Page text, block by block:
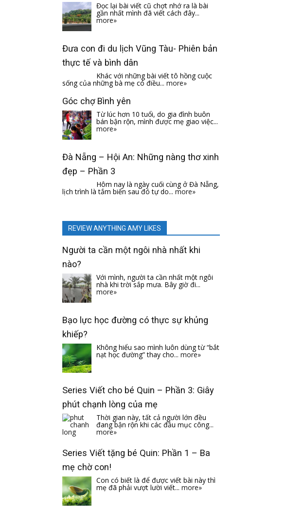
Đọc lại bài viết cũ chợt nhớ ra là bài
gần nhất mình đã viết cách đây...
more»
Đưa con đi du lịch Vũng Tàu- Phiên bản
thực tế và bình dân
Khác với những bài viết tô hồng cuộc
sống của những bà mẹ có điều... more»
Góc chợ Bình yên
Từ lúc hơn 10 tuổi, do gia đình buôn
bán bận rộn, mình được mẹ giao việc...
more»
Đà Nẵng – Hội An: Những nàng thơ xinh
đẹp – Phần 3
Hôm nay là ngày cuối cùng ở Đà Nẵng,
lịch trình là tắm biển sau đó tự do... more»
REVIEW ANYTHING AMY LIKES
Người ta cần một ngôi nhà nhất khi
nào?
Với mình, người ta cần nhất một ngôi
nhà khi trời sắp mưa. Bây giờ đi...
more»
Bạo lực học đường có thực sự khủng
khiếp?
Không hiểu sao mình luôn dùng từ “bắt
nạt học đường” thay cho... more»
Series Viết cho bé Quin – Phần 3: Giây
phút chạnh lòng của mẹ
Thời gian này, tất cả người lớn đều
đang bận rộn khi các đầu mục công...
more»
Series Viết tặng bé Quin: Phần 1 – Ba
mẹ chờ con!
Con có biết là để được viết bài này thì
mẹ đã phải vượt lười viết... more»